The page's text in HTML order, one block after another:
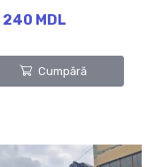
240 MDL
Cumpără